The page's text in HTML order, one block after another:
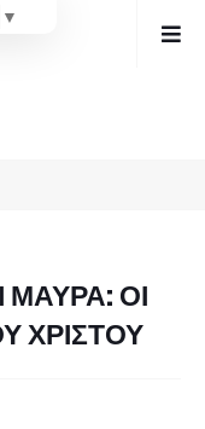
ΜΑΥΡΑ: ΟΙ
ΧΡΙΣΤΟΥ
▼